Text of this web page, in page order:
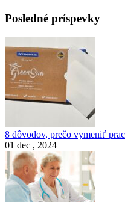
Posledné príspevky
8 dôvodov, prečo vymeniť
01 dec , 2024